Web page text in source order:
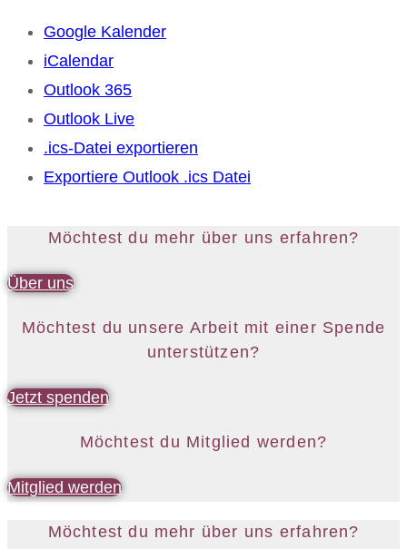
Google Kalender
iCalendar
Outlook 365
Outlook Live
.ics-Datei exportieren
Exportiere Outlook .ics Datei
Möchtest du mehr über uns erfahren?
Über uns
Möchtest du unsere Arbeit mit einer Spende
unterstützen?
Jetzt spenden
Möchtest du Mitglied werden?
Mitglied werden
Möchtest du mehr über uns erfahren?